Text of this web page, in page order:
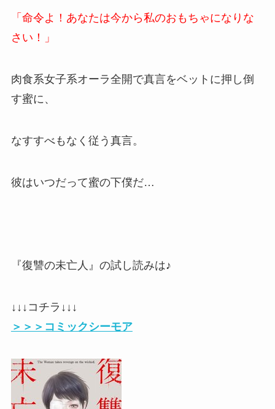
「命令よ！あなたは今から私のおもちゃになりな
さい！」
肉食系女子系オーラ全開で真言をベットに押し倒
す蜜に、
なすすべもなく従う真言。
彼はいつだって蜜の下僕だ…
『復讐の未亡人』の試し読みは♪
↓↓↓コチラ↓↓↓
＞＞＞コミックシーモア